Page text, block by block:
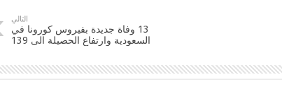
التالي
13 وفاة جديدة بفيروس كورونا في
السعودية وارتفاع الحصيلة الى 139